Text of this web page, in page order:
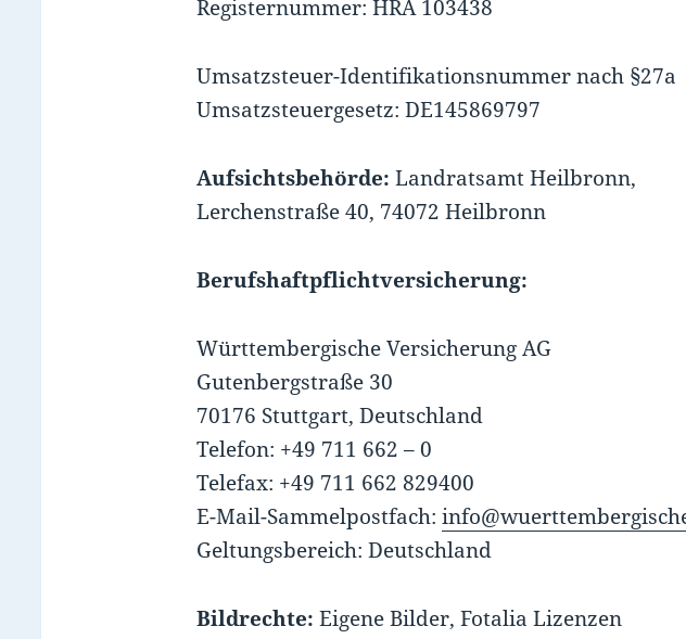
Registernummer: HRA 103438
Umsatzsteuer-Identifikationsnummer nach §27a
Umsatzsteuergesetz: DE145869797
Aufsichtsbehörde: Landratsamt Heilbronn,
Lerchenstraße 40, 74072 Heilbronn
Berufshaftpflichtversicherung:
Württembergische Versicherung AG
Gutenbergstraße 30
70176 Stuttgart, Deutschland
Telefon: +49 711 662 – 0
Telefax: +49 711 662 829400
E-Mail-Sammelpostfach:
Geltungsbereich: Deutschland
Bildrechte: Eigene Bilder, Fotalia Lizenzen